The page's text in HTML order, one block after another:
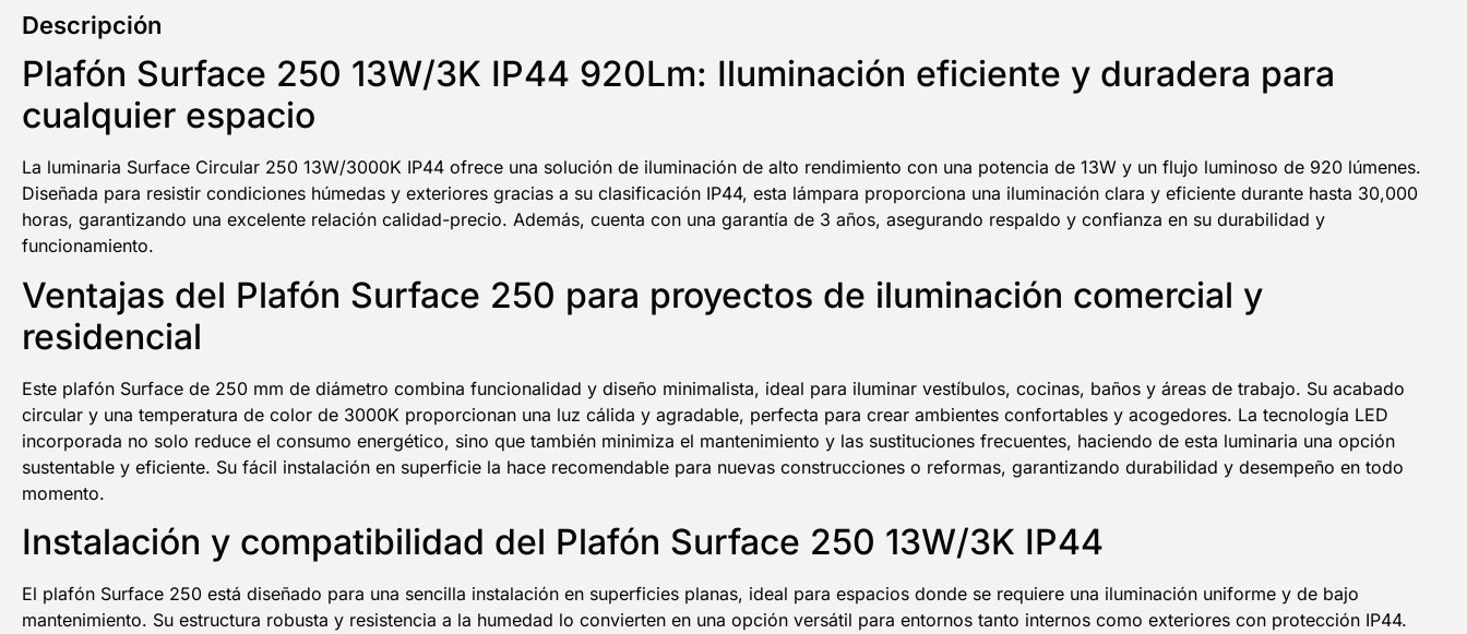
Descripción
Plafón Surface 250 13W/3K IP44 920Lm: Iluminación eficiente y duradera para
cualquier espacio
La luminaria Surface Circular 250 13W/3000K IP44 ofrece una solución de iluminación de alto rendimiento con una potencia de 13W y un flujo luminoso de 920 lúmenes.
Diseñada para resistir condiciones húmedas y exteriores gracias a su clasificación IP44, esta lámpara proporciona una iluminación clara y eficiente durante hasta 30,000
horas, garantizando una excelente relación calidad-precio. Además, cuenta con una garantía de 3 años, asegurando respaldo y confianza en su durabilidad y
funcionamiento.
Ventajas del Plafón Surface 250 para proyectos de iluminación comercial y
residencial
Este plafón Surface de 250 mm de diámetro combina funcionalidad y diseño minimalista, ideal para iluminar vestíbulos, cocinas, baños y áreas de trabajo. Su acabado
circular y una temperatura de color de 3000K proporcionan una luz cálida y agradable, perfecta para crear ambientes confortables y acogedores. La tecnología LED
incorporada no solo reduce el consumo energético, sino que también minimiza el mantenimiento y las sustituciones frecuentes, haciendo de esta luminaria una opción
sustentable y eficiente. Su fácil instalación en superficie la hace recomendable para nuevas construcciones o reformas, garantizando durabilidad y desempeño en todo
momento.
Instalación y compatibilidad del Plafón Surface 250 13W/3K IP44
El plafón Surface 250 está diseñado para una sencilla instalación en superficies planas, ideal para espacios donde se requiere una iluminación uniforme y de bajo
mantenimiento. Su estructura robusta y resistencia a la humedad lo convierten en una opción versátil para entornos tanto internos como exteriores con protección IP44.